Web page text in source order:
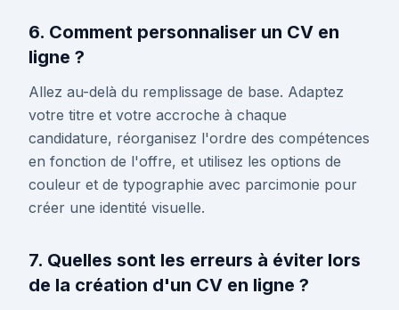
6. Comment personnaliser un CV en
ligne ?
Allez au-delà du remplissage de base. Adaptez
votre titre et votre accroche à chaque
candidature, réorganisez l'ordre des compétences
en fonction de l'offre, et utilisez les options de
couleur et de typographie avec parcimonie pour
créer une identité visuelle.
7. Quelles sont les erreurs à éviter lors
de la création d'un CV en ligne ?